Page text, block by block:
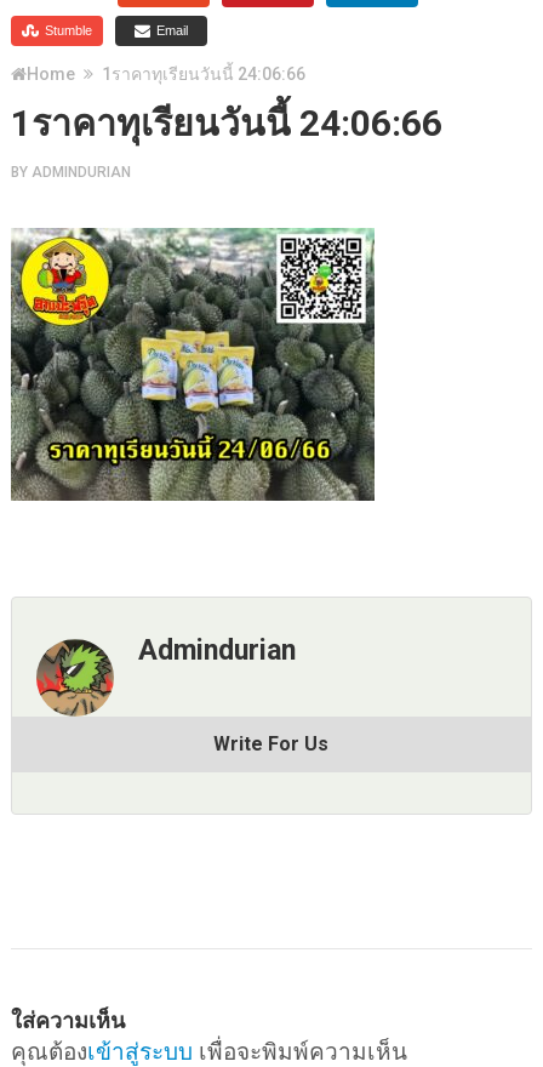
Stumble Email
Home 1ราคาทุเรียนวันนี้ 24:06:66
1ราคาทุเรียนวันนี้ 24:06:66
BY ADMINDURIAN
Admindurian
Write For Us
ใส่ความเห็น
คุณต้องเข้าสู่ระบบ เพื่อจะพิมพ์ความเห็น